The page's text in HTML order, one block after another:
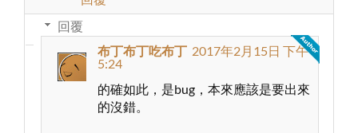
回覆
布丁布丁吃布丁 2017年2月15日 下午
5:24
的確如此，是bug，本來應該是要出來
的沒錯。